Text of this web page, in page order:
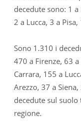
decedute sono: 1 a
2 a Lucca, 3 a
Sono 1.310 i
470 a Firenze, 63
Carrara, 155 a
Arezzo, 37 a
decedute sul
regione.